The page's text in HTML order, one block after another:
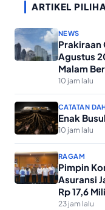
ARTIKEL
NEWS
Prakiraan
Agustus
Malam
10 jam lalu
CATATAN
Enak
10 jam lalu
RAGAM
Pimpin
Asuransi
Rp 17,6
23 jam lalu